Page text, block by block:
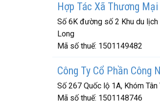
Hợp Tác Xã Thương
Số 6K đường số 2 Khu du lịch
Long
Mã số thuế: 1501149482
Công Ty Cổ Phần Công
Số 267 Quốc lộ 1A, Khóm
Mã số thuế: 1501148746